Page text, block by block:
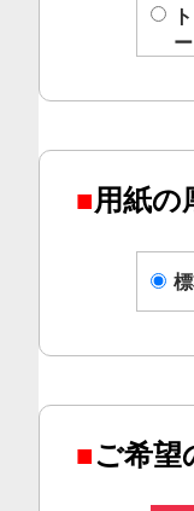
ー
■用紙の
■ご希望